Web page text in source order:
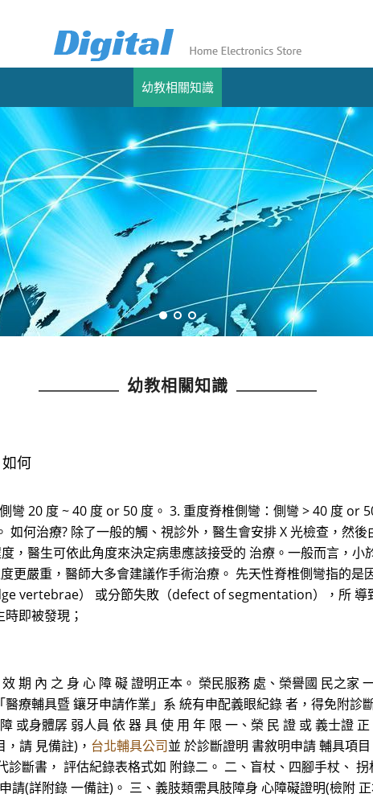
幼教相關知識
幼教相關知識
何
彎 20 度 ~ 40 度 or 50 度。 3. 重度脊椎側彎：側彎 > 40 度 or
何治療? 除了一般的觸、視診外，醫生會安排 X 光檢查，然
，醫生可依此角度來決定病患應該接受的 治療。一般而言，小
更嚴重，醫師大多會建議作手術治療。 先天性脊椎側彎指的是
vertebrae） 或分節失敗（defect of segmentation），所 導
即被發現；
期 內 之 身 心 障 礙 證明正本。 榮民服務 處、榮譽國 民之家
療輔具暨 鑲牙申請作業」系 統有申配義眼紀錄 者，得免附診
或身體孱 弱人員 依 器 具 使 用 年 限 一、榮 民 證 或 義士證
請 見備註)， 台北輔具公司並 於診斷證明 書敘明申請 輔具項
斷書， 評估紀錄表格式如 附錄二。 二、盲杖、四腳手杖、
請(詳附錄 一備註)。 三、義肢類需具肢障身 心障礙證明(檢附